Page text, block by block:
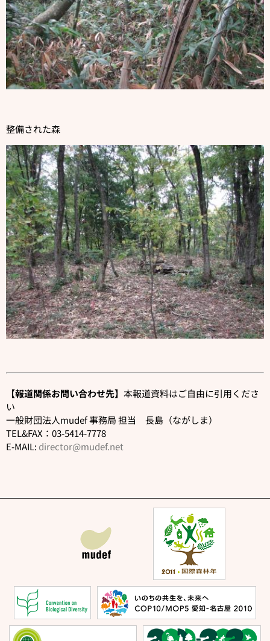
整備された森
【報道関係お問い合わせ先】 本報道資料はご自由に引用くださ
い
一般財団法人mudef 事務局 担当 長島（ながしま）
TEL&FAX：03-5414-7778
E-MAIL: director@mudef.net